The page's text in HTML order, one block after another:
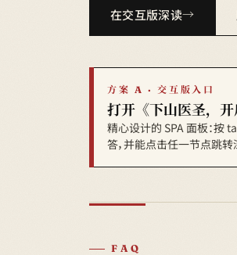
在交互版深读
方案 A · 交互版入口
打开《下山医圣，
精心设计的 SPA 面板：按
答，并能点击任一节点跳转
FAQ